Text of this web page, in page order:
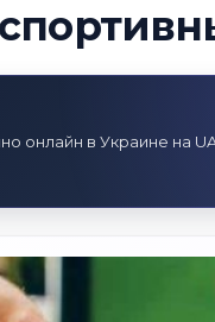
онлайн в Украине на